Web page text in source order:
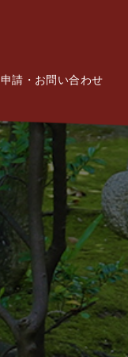
申請・お問い合わせ
Contact